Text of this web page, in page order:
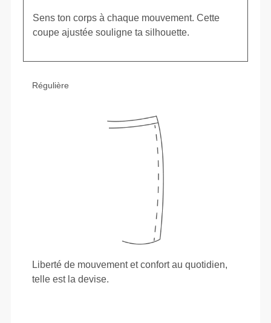
Sens ton corps à chaque mouvement. Cette
coupe ajustée souligne ta silhouette.
Régulière
Liberté de mouvement et confort au quotidien,
telle est la devise.